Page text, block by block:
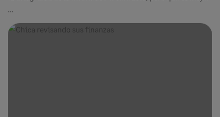
...